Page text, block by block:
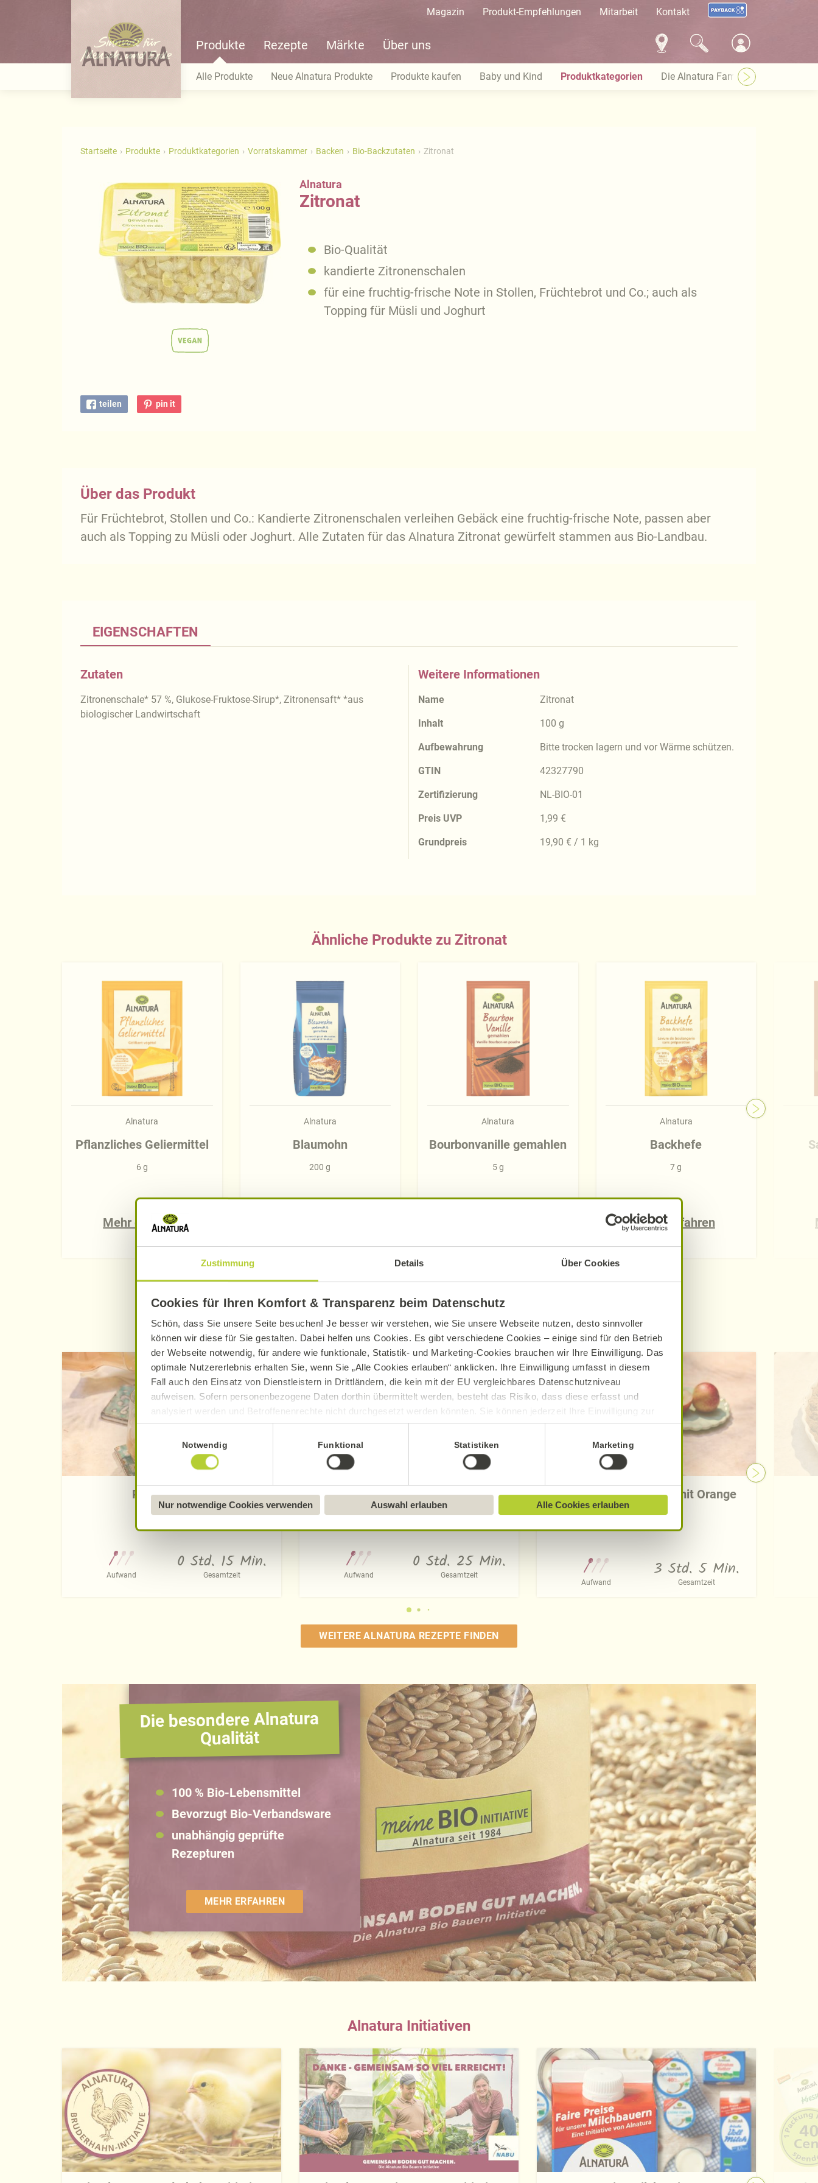
Zustimmung Details Über Cookies
Cookies für Ihren Komfort & Transparenz beim Datenschutz
Schön, dass Sie unsere Seite besuchen! Je besser wir verstehen, wie Sie unsere Webseite nutzen, desto sinnvoller
können wir diese für Sie gestalten. Dabei helfen uns Cookies. Es gibt verschiedene Cookies – einige sind für den Betrieb
der Webseite notwendig, für andere wie funktionale, Statistik- und Marketing-Cookies brauchen wir Ihre Einwilligung. Das
optimale Nutzererlebnis erhalten Sie, wenn Sie „Alle Cookies erlauben“ anklicken. Ihre Einwilligung umfasst in diesem
Fall auch den Einsatz von Dienstleistern in Drittländern, die kein mit der EU vergleichbares Datenschutzniveau
aufweisen. Sofern personenbezogene Daten dorthin übermittelt werden, besteht das Risiko, dass diese erfasst und
analysiert werden und Betroffenenrechte nicht durchgesetzt werden könnten. Sie können jederzeit Ihre Einwilligung zur
Datenverarbeitung und -übermittlung widerrufen und Tools deaktivieren. Ausführliche Informationen finden Sie in unserer
Datenschutzerklärung
Näheres über uns erfahren Sie in unseremImpressum
Notwendig Funktional Statistiken Marketing
Nur notwendige Cookies verwenden Auswahl erlauben Alle Cookies erlauben
Magazin Produkt-Empfehlungen Mitarbeit Kontakt
Produkte Rezepte Märkte Über uns
Alle Produkte Neue Alnatura Produkte Produkte kaufen Baby und Kind Produktkategorien Die Alnatura Familie
Startseite Produkte Produktkategorien Vorratskammer Backen Bio-Backzutaten Zitronat
Alnatura
Zitronat
Bio-Qualität
kandierte Zitronenschalen
für eine fruchtig-frische Note in Stollen, Früchtebrot und Co.; auch als
Topping für Müsli und Joghurt
teilen pin it
Über das Produkt
Für Früchtebrot, Stollen und Co.: Kandierte Zitronenschalen verleihen Gebäck eine fruchtig-frische Note, passen aber
auch als Topping zu Müsli oder Joghurt. Alle Zutaten für das Alnatura Zitronat gewürfelt stammen aus Bio-Landbau.
EIGENSCHAFTEN
Zutaten
Zitronenschale* 57 %, Glukose-Fruktose-Sirup*, Zitronensaft* *aus
biologischer Landwirtschaft
Weitere Informationen
Name Zitronat
Inhalt 100 g
Aufbewahrung Bitte trocken lagern und vor Wärme schützen.
GTIN 42327790
Zertifizierung NL-BIO-01
Preis UVP 1,99 €
Grundpreis 19,90 € / 1 kg
Ähnliche Produkte zu Zitronat
Alnatura
Pflanzliches Geliermittel
6 g
Mehr erfahren
Alnatura
Blaumohn
200 g
Alnatura
Bourbonvanille gemahlen
5 g
Alnatura
Backhefe
7 g
Mehr erfahren
Entdecken Sie die neuen Alnatura Rezepte
Pfirsich-Eistee
Aufwand
0 Std. 15 Min.
Gesamtzeit
Reis-Kokos-Kugeln mit Mangosauce
Aufwand
0 Std. 25 Min.
Gesamtzeit
Nektarinen-Smoothie mit Orange
und Ingwer
Aufwand
3 Std. 5 Min.
Gesamtzeit
WEITERE ALNATURA REZEPTE FINDEN
Die besondere Alnatura
Qualität
100 % Bio-Lebensmittel
Bevorzugt Bio-Verbandsware
unabhängig geprüfte
Rezepturen
MEHR ERFAHREN
Alnatura Initiativen